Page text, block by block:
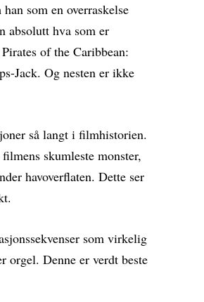
som en overraskelse
absolutt hva som er
of the Caribbean:
Jack. Og nesten er ikke
så langt i filmhistorien.
skumleste monster,
havoverflaten. Dette ser
som virkelig
orgel. Denne er verdt beste